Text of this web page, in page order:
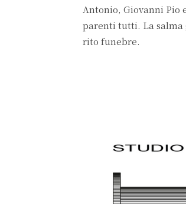
Antonio, Giovanni Pio
parenti tutti. La salma
rito funebre.